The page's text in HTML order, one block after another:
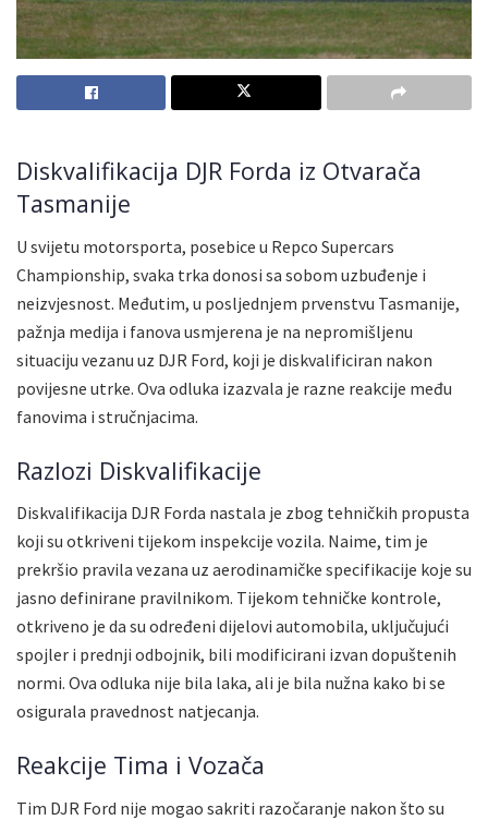
Diskvalifikacija DJR Forda iz Otvarača
Tasmanije
U svijetu motorsporta, posebice u Repco Supercars
Championship, svaka trka donosi sa sobom uzbuđenje i
neizvjesnost. Međutim, u posljednjem prvenstvu Tasmanije,
pažnja medija i fanova usmjerena je na nepromišljenu
situaciju vezanu uz DJR Ford, koji je diskvalificiran nakon
povijesne utrke. Ova odluka izazvala je razne reakcije među
fanovima i stručnjacima.
Razlozi Diskvalifikacije
Diskvalifikacija DJR Forda nastala je zbog tehničkih propusta
koji su otkriveni tijekom inspekcije vozila. Naime, tim je
prekršio pravila vezana uz aerodinamičke specifikacije koje su
jasno definirane pravilnikom. Tijekom tehničke kontrole,
otkriveno je da su određeni dijelovi automobila, uključujući
spojler i prednji odbojnik, bili modificirani izvan dopuštenih
normi. Ova odluka nije bila laka, ali je bila nužna kako bi se
osigurala pravednost natjecanja.
Reakcije Tima i Vozača
Tim DJR Ford nije mogao sakriti razočaranje nakon što su